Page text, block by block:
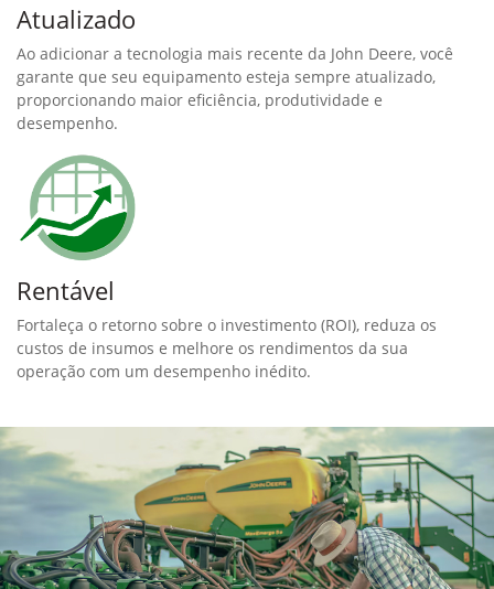
Atualizado
Ao adicionar a tecnologia mais recente da John Deere, você
garante que seu equipamento esteja sempre atualizado,
proporcionando maior eficiência, produtividade e
desempenho.
Rentável
Fortaleça o retorno sobre o investimento (ROI), reduza os
custos de insumos e melhore os rendimentos da sua
operação com um desempenho inédito.